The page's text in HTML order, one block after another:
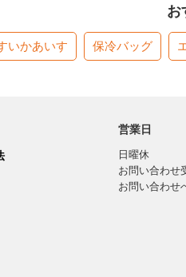
お
いかあいす 保冷バッグ
営業日
日曜休
お問い合わせ
お問い合わせ